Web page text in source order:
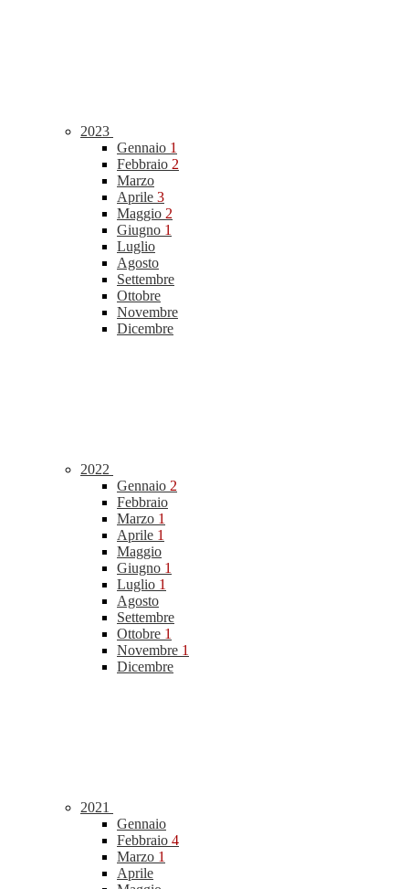
2023
Gennaio 1
Febbraio 2
Marzo
Aprile 3
Maggio 2
Giugno 1
Luglio
Agosto
Settembre
Ottobre
Novembre
Dicembre
2022
Gennaio 2
Febbraio
Marzo 1
Aprile 1
Maggio
Giugno 1
Luglio 1
Agosto
Settembre
Ottobre 1
Novembre 1
Dicembre
2021
Gennaio
Febbraio 4
Marzo 1
Aprile